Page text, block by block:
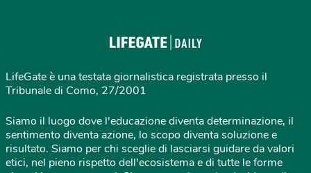
LifeGate è una testata giornalistica registrata presso il
Tribunale di Como, 27/2001
Siamo il luogo dove l'educazione diventa determinazione, il
sentimento diventa azione, lo scopo diventa soluzione e
risultato. Siamo per chi sceglie di lasciarsi guidare da valori
etici, nel pieno rispetto dell'ecosistema e di tutte le forme